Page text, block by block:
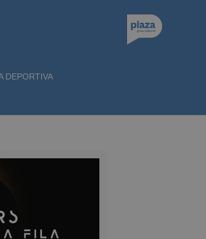
DEPORTIVA